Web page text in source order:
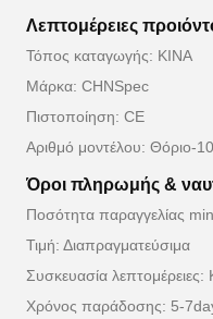
Λεπτομέρειες
Τόπος καταγωγής: ΚΙΝΑ
Μάρκα: CHNSpec
Πιστοποίηση: CE
Αριθμό μοντέλου: Θόριο-
Όροι πληρωμής &
Ποσότητα παραγγελίας
Τιμή: Διαπραγματεύσιμα
Συσκευασία λεπτομέρειες:
Χρόνος παράδοσης: 5-